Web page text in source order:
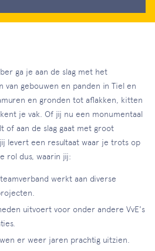
ga je aan de slag met het
gebouwen en panden in Tiel en
en gronden tot aflakken, kitten
je vak. Of jij nu een monumentaal
of aan de slag gaat met groot
levert een resultaat waar je trots op
rol dus, waarin jij:
werkt aan diverse
uitvoert voor onder andere VvE's
er weer jaren prachtig uitzien.